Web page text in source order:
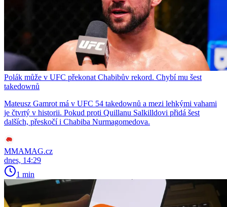
Polák může v UFC překonat Chabibův rekord. Chybí mu šest
takedownů
Mateusz Gamrot má v UFC 54 takedownů a mezi lehkými vahami
je čtvrtý v historii. Pokud proti Quillanu Salkilldovi přidá šest
dalších, přeskočí i Chabiba Nurmagomedova.
MMAMAG.cz
dnes, 14:29
1 min